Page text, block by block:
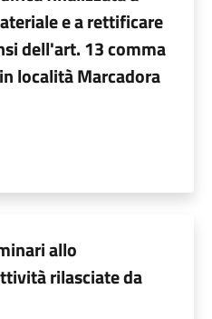
e a rettificare
dell'art. 13 comma
località Marcadora
allo
rilasciate da